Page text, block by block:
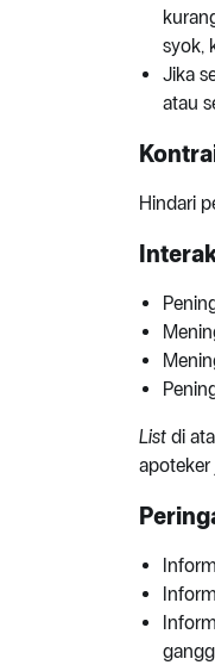
syok,
Jika
atau
Hindari
List di